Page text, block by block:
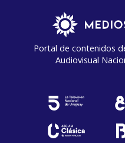
Portal de contenidos
Audiovisual